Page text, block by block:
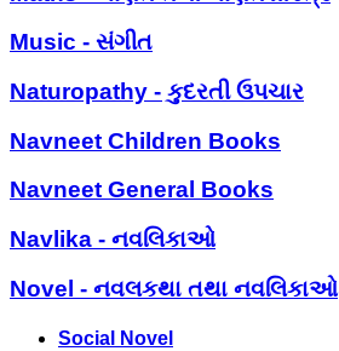
Music - સંગીત
Naturopathy - કુદરતી ઉપચાર
Navneet Children Books
Navneet General Books
Navlika - નવલિકાઓ
Novel - નવલકથા તથા નવલિકાઓ
Social Novel